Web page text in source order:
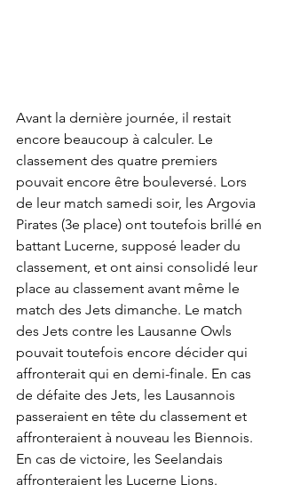
Avant la dernière journée, il restait
encore beaucoup à calculer. Le
classement des quatre premiers
pouvait encore être bouleversé. Lors
de leur match samedi soir, les Argovia
Pirates (3e place) ont toutefois brillé en
battant Lucerne, supposé leader du
classement, et ont ainsi consolidé leur
place au classement avant même le
match des Jets dimanche. Le match
des Jets contre les Lausanne Owls
pouvait toutefois encore décider qui
affronterait qui en demi-finale. En cas
de défaite des Jets, les Lausannois
passeraient en tête du classement et
affronteraient à nouveau les Biennois.
En cas de victoire, les Seelandais
affronteraient les Lucerne Lions.